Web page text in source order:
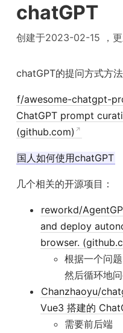
chatGPT
创建于2023-02-15 ，
chatGPT的提问方式方法
f/awesome-chatgpt-
ChatGPT prompt
(github.com)
国人如何使用chatGPT
几个相关的开源项目：
reworkd/
and deploy
browser.
根据一个问
然后循环地
Chanzhaoyu/
Vue3 搭建的
需要前后端